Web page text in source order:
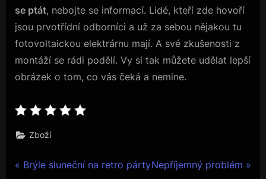
se ptát, nebojte se informací. Lidé, kteří zde hovoří
jsou prvotřídní odborníci a už za sebou nějakou tu
fotovoltaickou elektrárnu mají. A své zkušenosti z
montáží se rádi podělí. Vy si tak můžete udělat lepší
obrázek o tom, co vás čeká a nemine.
Zboží
Navigace
P
Brýle sluneční na retro pártyN
Nepříjemný problém